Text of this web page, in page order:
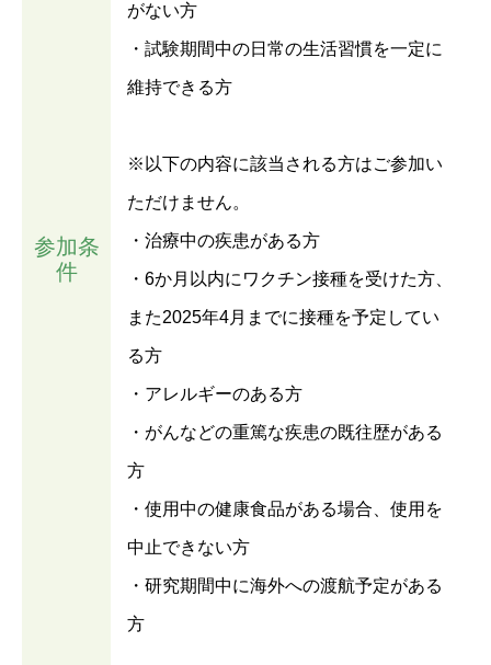
参加条
件
がない方
・試験期間中の日常の生活習慣を一定に
維持できる方
※以下の内容に該当される方はご参加い
ただけません。
・治療中の疾患がある方
・6か月以内にワクチン接種を受けた方、
また2025年4月までに接種を予定してい
る方
・アレルギーのある方
・がんなどの重篤な疾患の既往歴がある
方
・使用中の健康食品がある場合、使用を
中止できない方
・研究期間中に海外への渡航予定がある
方